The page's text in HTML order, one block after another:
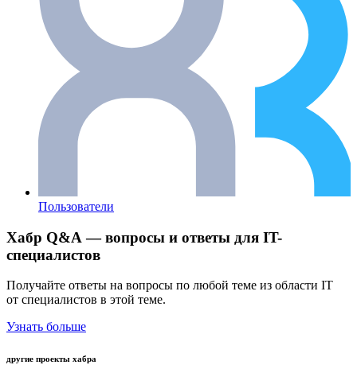
Пользователи
Хабр Q&A — вопросы и ответы для IT-
специалистов
Получайте ответы на вопросы по любой теме из области IT
от специалистов в этой теме.
Узнать больше
другие проекты хабра